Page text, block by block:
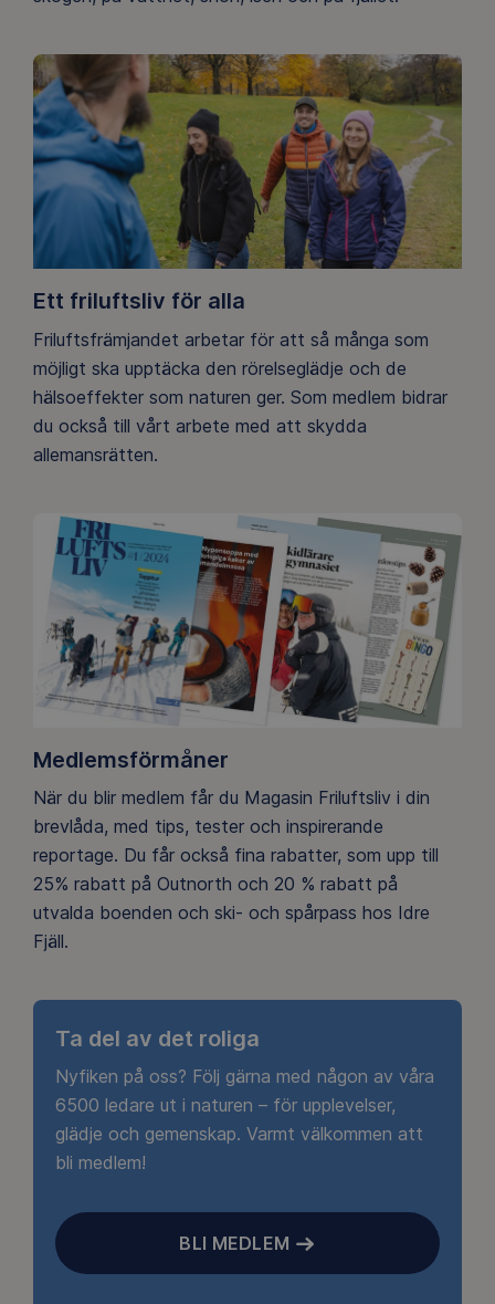
Ett friluftsliv för alla
Friluftsfrämjandet arbetar för att så många som
möjligt ska upptäcka den rörelseglädje och de
hälsoeffekter som naturen ger. Som medlem bidrar
du också till vårt arbete med att skydda
allemansrätten.
Medlemsförmåner
När du blir medlem får du Magasin Friluftsliv i din
brevlåda, med tips, tester och inspirerande
reportage. Du får också fina rabatter, som upp till
25% rabatt på Outnorth och 20 % rabatt på
utvalda boenden och ski- och spårpass hos Idre
Fjäll.
Ta del av det roliga
Nyfiken på oss? Följ gärna med någon av våra
6500 ledare ut i naturen – för upplevelser,
glädje och gemenskap. Varmt välkommen att
bli medlem!
BLI MEDLEM